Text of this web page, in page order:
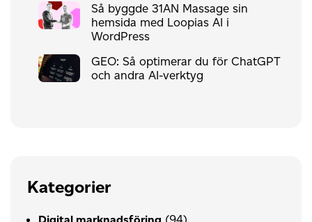
Så byggde 31AN Massage sin
hemsida med Loopias AI i
WordPress
GEO: Så optimerar du för ChatGPT
och andra AI-verktyg
Kategorier
Digital marknadsföring (94)